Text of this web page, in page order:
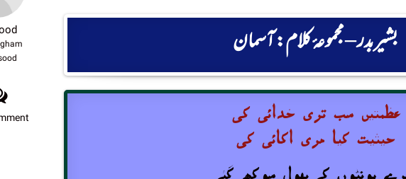
بشیربدر– مجموعۂ کلام: آسمان
عظمتیں سب تری خدائی کی
حیثیت کیا مری اکائی کی